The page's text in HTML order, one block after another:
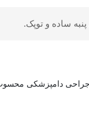
دامپزشکی